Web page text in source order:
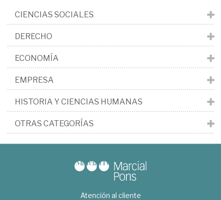
CIENCIAS SOCIALES
DERECHO
ECONOMÍA
EMPRESA
HISTORIA Y CIENCIAS HUMANAS
OTRAS CATEGORÍAS
Atención al cliente